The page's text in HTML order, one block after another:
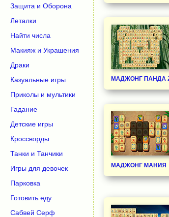
МАДЖОНГ ПАНДА
МАДЖОНГ МАНИЯ
Защита и Оборона
Леталки
Найти числа
Макияж и Украшения
Драки
Казуальные игры
Приколы и мультики
Гадание
Детские игры
Кроссворды
Танки и Танчики
Игры для девочек
Парковка
Готовить еду
Сабвей Серф